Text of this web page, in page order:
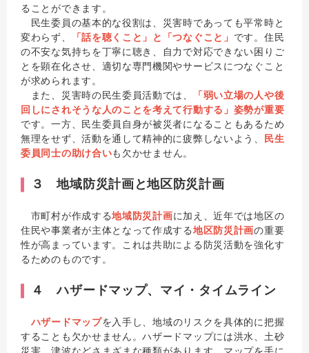
ることができます。
民生委員の基本的な役割は、災害時であっても平常時と
変わらず、
「話を聴くこと」と「つなぐこと」 です。住民
の不安な気持ちを丁寧に聴き、自力で対応できない困りご
とを顕在化させ、適切な専門機関やサービスにつなぐこと
が求められます。
また、災害時の民生委員活動では、
「弱い立場の人や後
回しにされそうな人のことを考えて行動する」姿勢が重要
です。一方、民生委員自身が被災者になることもあるため
無理をせず、活動を通して精神的に疲弊しないよう、
民生
委員同士の助け合いも欠かせません。
３ 地域防災計画と地区防災計画
市町村が作成する地域防災計画に加え、近年では地区の
住民や事業者が主体となって作成する地区防災計画の重要
性が高まっています。これは共助による防災活動を強化す
るためのものです。
４ ハザードマップ、マイ・タイムライン
ハザードマップを入手し、地域のリスクを具体的に把握
することも欠かせません。ハザードマップには洪水、土砂